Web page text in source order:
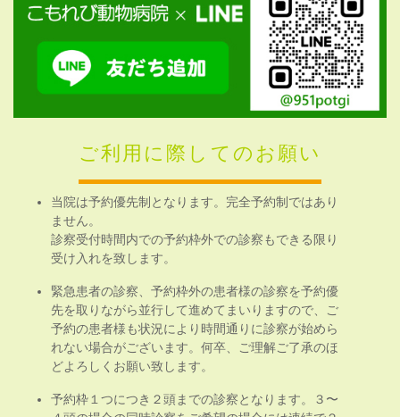
ご利用に際してのお願い
当院は予約優先制となります。完全予約制ではあり
ません。
診察受付時間内での予約枠外での診察もできる限り
受け入れを致します。
緊急患者の診察、予約枠外の患者様の診察を予約優
先を取りながら並行して進めてまいりますので、ご
予約の患者様も状況により時間通りに診察が始めら
れない場合がございます。何卒、ご理解ご了承のほ
どよろしくお願い致します。
予約枠１つにつき２頭までの診察となります。３〜